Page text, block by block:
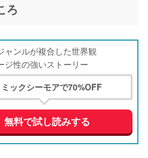
ろ
ャンルが複合した世界観
ジ性の強いストーリー
ミックシーモアで70%OFF
無料で試し読みする